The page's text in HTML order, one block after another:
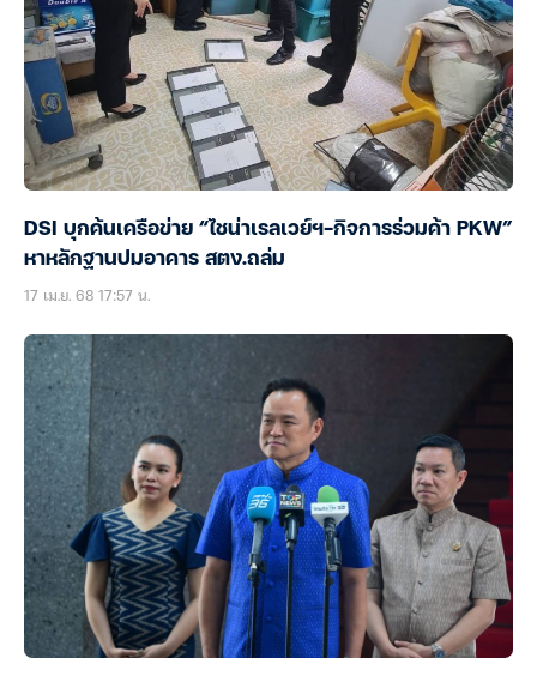
DSI บุกค้นเครือข่าย “ไชน่าเรลเวย์ฯ-กิจการร่วมค้า PKW”
หาหลักฐานปมอาคาร สตง.ถล่ม
17 เม.ย. 68 17:57 น.